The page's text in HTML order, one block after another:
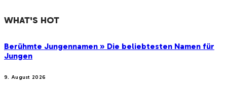
WHAT'S HOT
Berühmte Jungennamen » Die beliebtesten Namen für
Jungen
9. August 2026